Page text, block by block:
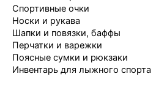
Спортивные очки
Носки и рукава
Шапки и повязки, баффы
Перчатки и варежки
Поясные сумки и рюкзаки
Инвентарь для лыжного спорта